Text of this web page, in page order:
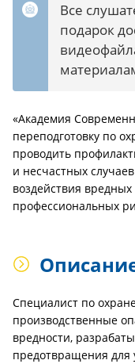
Все
подарок
«Академия
переподготовку по
проводить
и несчастных
воздействия
профессиональных
Специалист по
производственные
вредности,
предотвращения для